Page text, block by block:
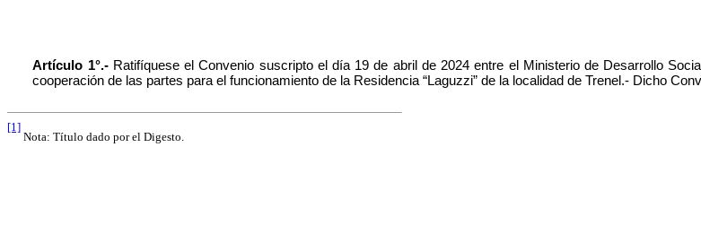
Artículo 1°.- Ratifíquese el Convenio suscripto el día 19 de abril de 2024 entre el Ministerio de Desarrollo
cooperación de las partes para el funcionamiento de la Residencia “Laguzzi” de la localidad de Trenel.- Dicho
[1]
Nota: Título dado por el Digesto.